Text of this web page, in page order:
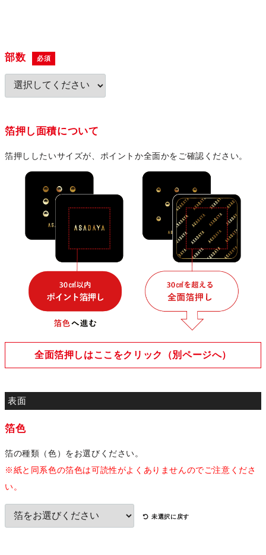
部数 必須
箔押し面積について
箔押ししたいサイズが、ポイントか全面かをご確認ください。
全面箔押しはここをクリック（別ページへ）
箔色
箔の種類（色）をお選びください。
※紙と同系色の箔色は可読性がよくありませんのでご注意くださ
い。
未選択に戻す